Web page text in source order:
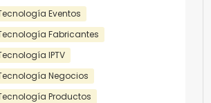
Eventos
Fabricantes
IPTV
Negocios
Productos